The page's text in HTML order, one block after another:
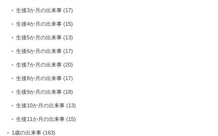
生後3か月の出来事 (17)
生後4か月の出来事 (15)
生後5か月の出来事 (13)
生後6か月の出来事 (17)
生後7か月の出来事 (20)
生後8か月の出来事 (17)
生後9か月の出来事 (18)
生後10か月の出来事 (13)
生後11か月の出来事 (15)
1歳の出来事 (163)